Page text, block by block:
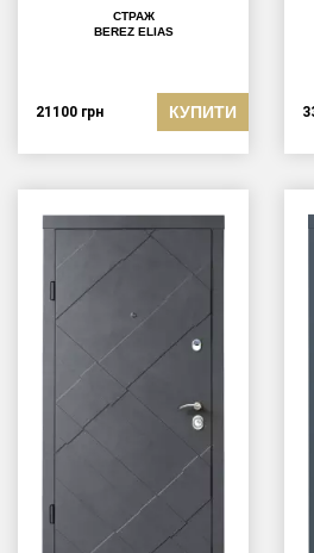
СТРАЖ
BEREZ ELIAS
21100 грн КУПИТИ